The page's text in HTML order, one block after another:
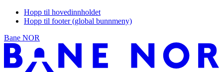
Hopp til hovedinnholdet
Hopp til footer (global bunnmeny)
Bane NOR